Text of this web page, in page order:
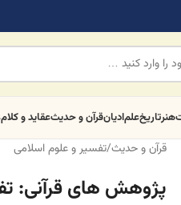
هنرتاریخعلمادیانقرآن و حدیثعقاید و کلام
قرآن و حدیث/تفسیر و علوم اسلامی
پژوهش های قرآنی: